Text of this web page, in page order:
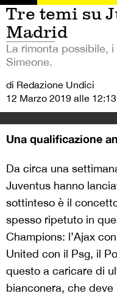
Tre temi su
Madrid
La rimonta possibile,
Simeone.
di Redazione Undici
12 Marzo 2019 alle 12:13
Una qualificazione
Da circa una
Juventus hanno
sottinteso è il
spesso ripetuto in
Champions: l’Ajax
United con il Psg, il
questo a caricare di
bianconera, che